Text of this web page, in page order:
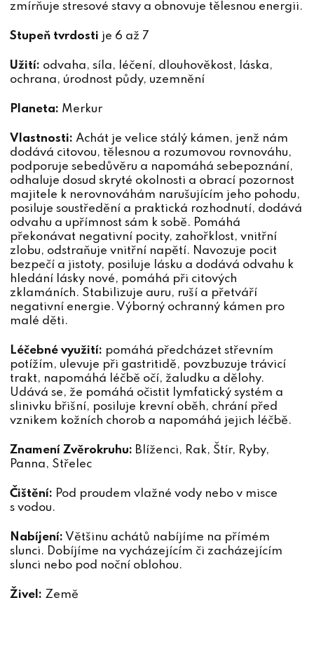
zmírňuje stresové stavy a obnovuje tělesnou energii.
Stupeň tvrdosti je 6 až 7
Užití: odvaha, síla, léčení, dlouhověkost, láska,
ochrana, úrodnost půdy, uzemnění
Planeta: Merkur
Vlastnosti: Achát je velice stálý kámen, jenž nám
dodává citovou, tělesnou a rozumovou rovnováhu,
podporuje sebedůvěru a napomáhá sebepoznání,
odhaluje dosud skryté okolnosti a obrací pozornost
majitele k nerovnováhám narušujícím jeho pohodu,
posiluje soustředění a praktická rozhodnutí, dodává
odvahu a upřímnost sám k sobě. Pomáhá
překonávat negativní pocity, zahořklost, vnitřní
zlobu, odstraňuje vnitřní napětí. Navozuje pocit
bezpečí a jistoty, posiluje lásku a dodává odvahu k
hledání lásky nové, pomáhá při citových
zklamáních. Stabilizuje auru, ruší a přetváří
negativní energie. Výborný ochranný kámen pro
malé děti.
Léčebné využití: pomáhá předcházet střevním
potížím, ulevuje při gastritidě, povzbuzuje trávicí
trakt, napomáhá léčbě očí, žaludku a dělohy.
Udává se, že pomáhá očistit lymfatický systém a
slinivku břišní, posiluje krevní oběh, chrání před
vznikem kožních chorob a napomáhá jejich léčbě.
Znamení Zvěrokruhu: Blíženci, Rak, Štír, Ryby,
Panna, Střelec
Čištění: Pod proudem vlažné vody nebo v misce
s vodou.
Nabíjení: Většinu achátů nabíjíme na přímém
slunci. Dobíjíme na vycházejícím či zacházejícím
slunci nebo pod noční oblohou.
Živel: Země